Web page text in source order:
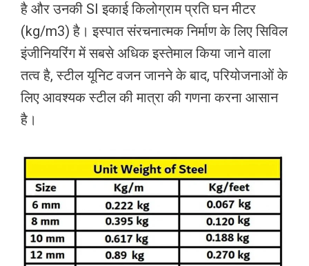
है और उनकी SI इकाई किलोग्राम प्रति घन मीटर
(kg/m3) है। इस्पात संरचनात्मक निर्माण के लिए सिविल
इंजीनियरिंग में सबसे अधिक इस्तेमाल किया जाने वाला
तत्व है, स्टील यूनिट वजन जानने के बाद, परियोजनाओं के
लिए आवश्यक स्टील की मात्रा की गणना करना आसान
है।